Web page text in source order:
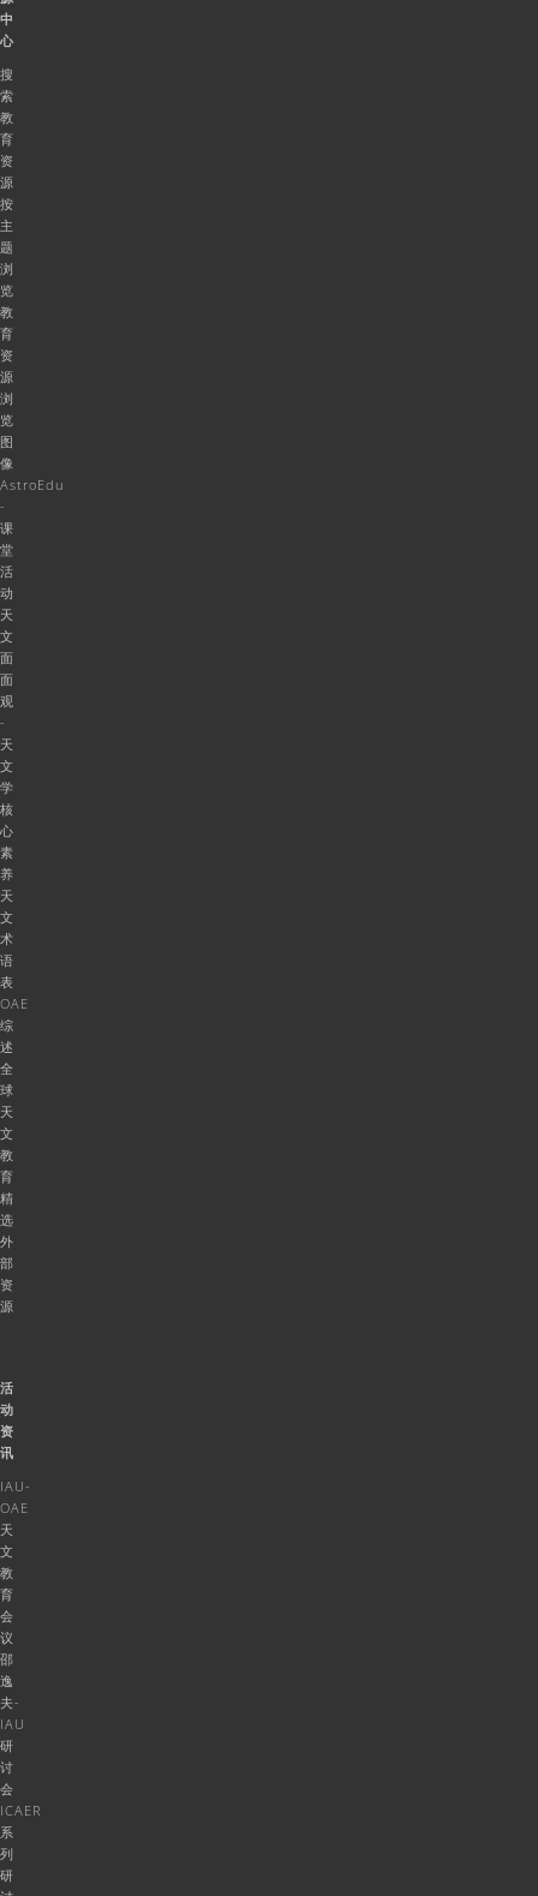
中
心
搜
索
教
育
资
源
按
主
题
浏
览
教
育
资
源
浏
览
图
像
AstroEdu
-
课
堂
活
动
天
文
面
面
观
-
天
文
学
核
心
素
养
天
文
术
语
表
OAE
综
述
全
球
天
文
教
育
精
选
外
部
资
源
活
动
资
讯
IAU-
OAE
天
文
教
育
会
议
邵
逸
夫-
IAU
研
讨
会
ICAER
系
列
研